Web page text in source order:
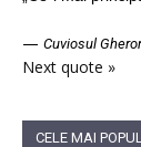
— Cuviosul
Next quote »
CELE MAI